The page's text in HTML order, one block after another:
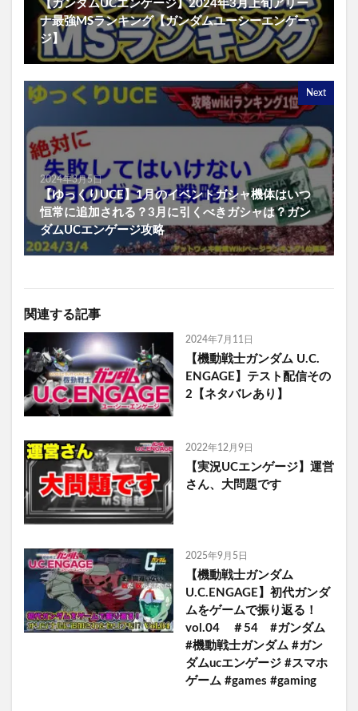
【ガンダムUCエンゲージ】2024年3月上旬アリー
ナ最強MSランキング【ガンダムユーシーエンゲー
ジ】
Next
2024年3月5日
【ゆっくりUCE】1月のイベントガシャ機体はいつ
恒常に追加される？3月に引くべきガシャは？ガン
ダムUCエンゲージ攻略
関連する記事
2024年7月11日
【機動戦士ガンダム U.C.
ENGAGE】テスト配信その
2【ネタバレあり】
2022年12月9日
【実況UCエンゲージ】運営
さん、大問題です
2025年9月5日
【機動戦士ガンダム
U.C.ENGAGE】初代ガンダ
ムをゲームで振り返る！
vol.04 ＃54 #ガンダム
#機動戦士ガンダム #ガン
ダムucエンゲージ #スマホ
ゲーム #games #gaming